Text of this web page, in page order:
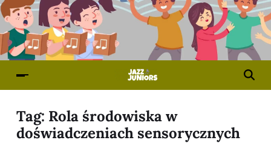
Tag: Rola środowiska w
doświadczeniach sensorycznych